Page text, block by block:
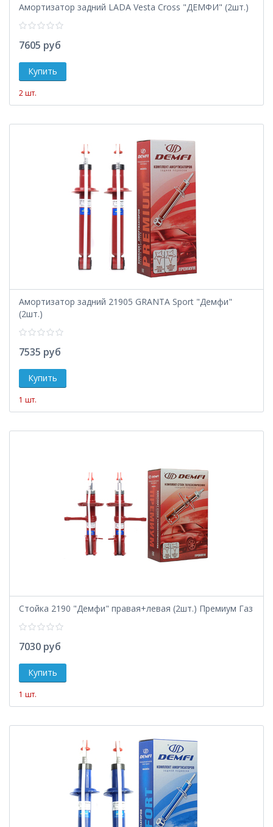
Амортизатор задний LADA Vesta Cross "ДЕМФИ" (2шт.)
7605 руб
2 шт.
Амортизатор задний 21905 GRANTA Sport "Демфи"
(2шт.)
7535 руб
1 шт.
Стойка 2190 "Демфи" правая+левая (2шт.) Премиум Газ
7030 руб
1 шт.